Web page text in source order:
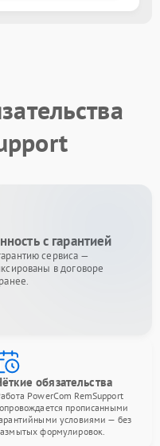
с гарантией
сервиса —
в договоре
обязательства
PowerCom RemSupport
прописанными
условиями — без
формулировок.